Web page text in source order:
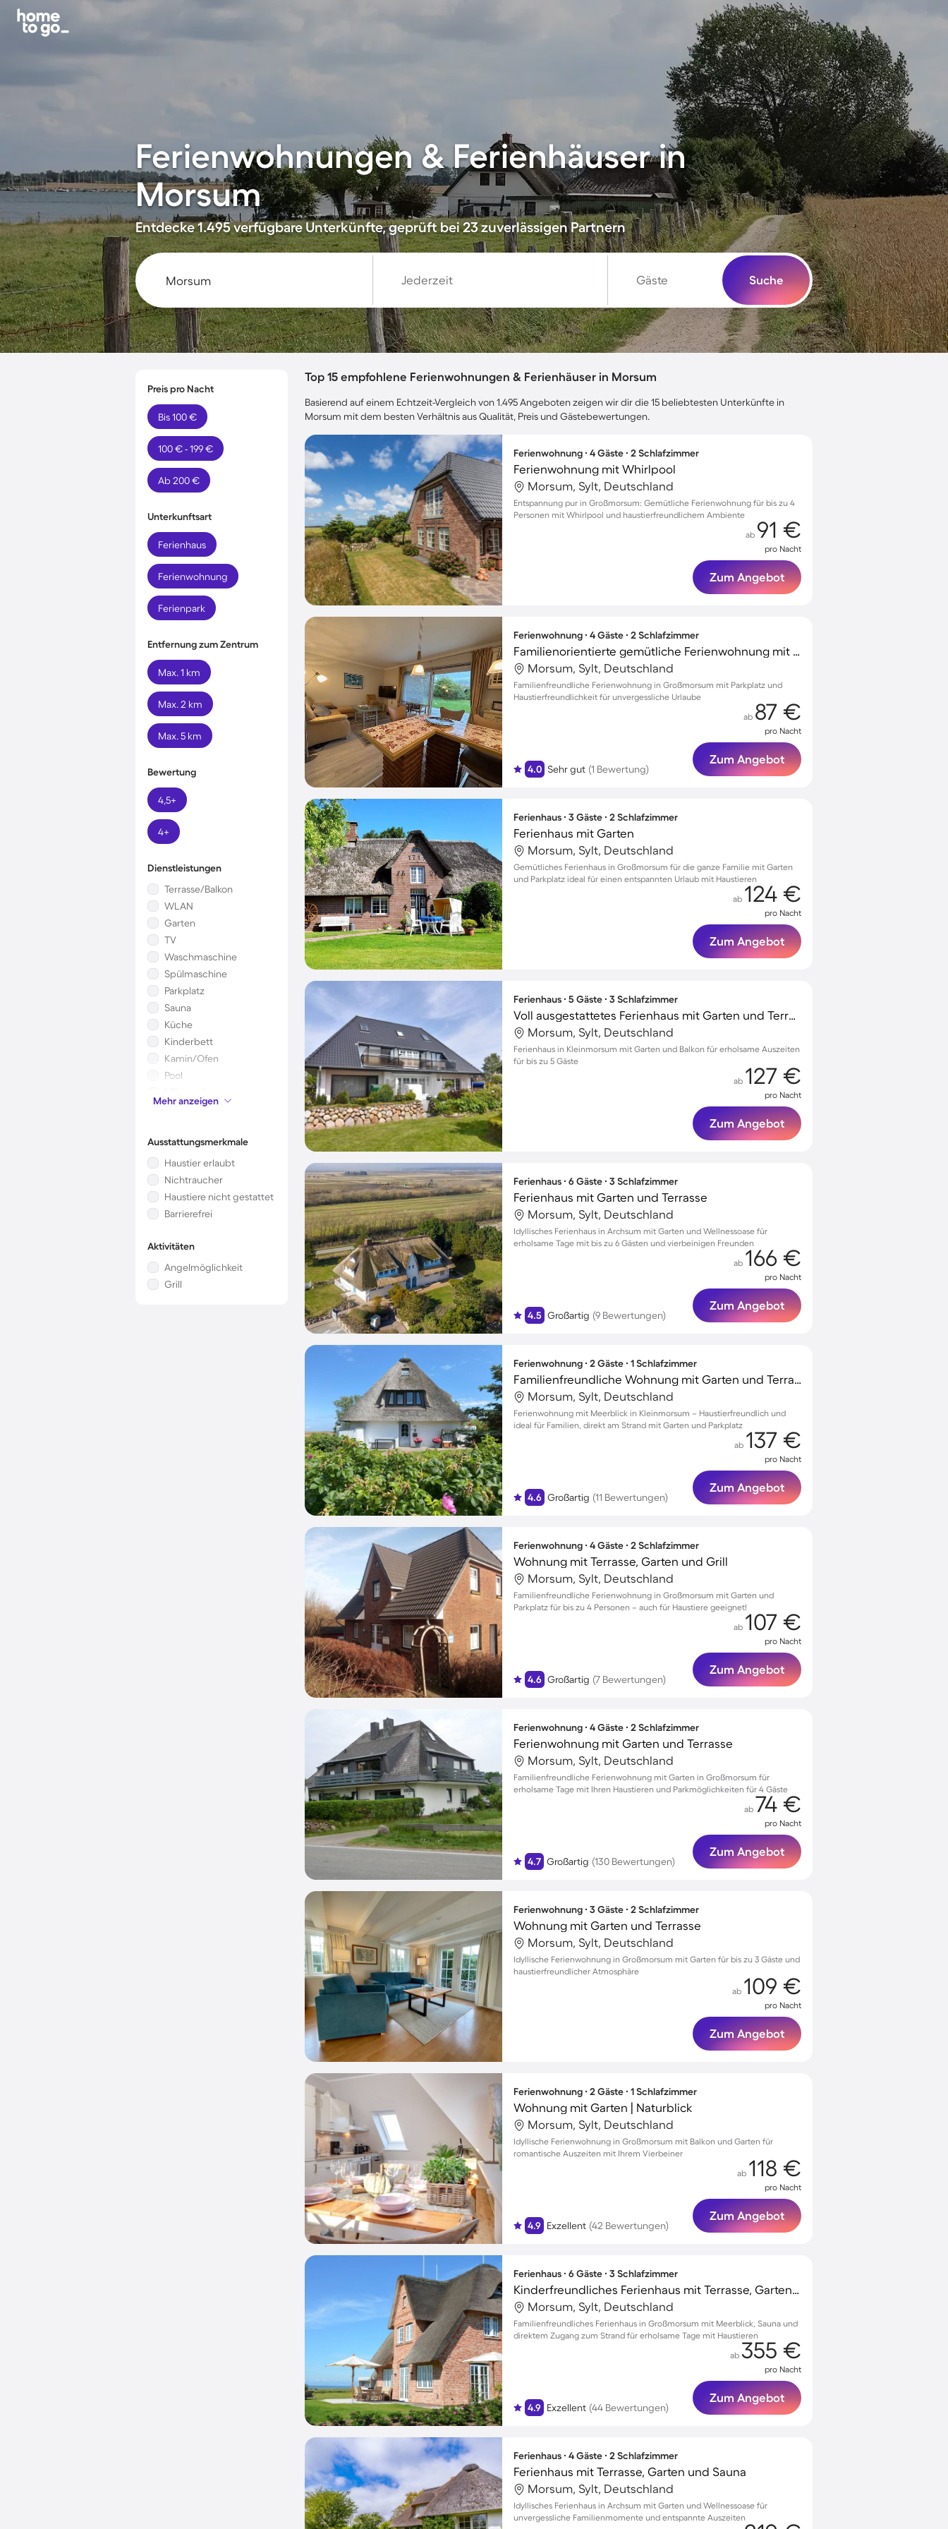
Ferienwohnungen & Ferienhäuser in
Morsum
Entdecke 1.495 verfügbare Unterkünfte, geprüft bei 23 zuverlässigen Partnern
Jederzeit Gäste Suche
Preis pro Nacht
Bis 100 €
100 € - 199 €
Ab 200 €
Unterkunftsart
Ferienhaus
Ferienwohnung
Ferienpark
Entfernung zum Zentrum
Max. 1 km
Max. 2 km
Max. 5 km
Bewertung
4,5+
4+
Dienstleistungen
Terrasse/Balkon
WLAN
Garten
TV
Waschmaschine
Spülmaschine
Parkplatz
Sauna
Küche
Kinderbett
Kamin/Ofen
Pool
Mikrowelle
Whirlpool
Mehr anzeigen
Ausstattungsmerkmale
Haustier erlaubt
Nichtraucher
Haustiere nicht gestattet
Barrierefrei
Aktivitäten
Angelmöglichkeit
Grill
Top 15 empfohlene Ferienwohnungen & Ferienhäuser in Morsum
Basierend auf einem Echtzeit-Vergleich von 1.495 Angeboten zeigen wir dir die 15 beliebtesten Unterkünfte in
Morsum mit dem besten Verhältnis aus Qualität, Preis und Gästebewertungen.
Ferienwohnung ∙ 4 Gäste ∙ 2 Schlafzimmer
Ferienwohnung mit Whirlpool
Morsum, Sylt, Deutschland
Entspannung pur in Großmorsum: Gemütliche Ferienwohnung für bis zu 4
Personen mit Whirlpool und haustierfreundlichem Ambiente
ab 91 €
pro Nacht
Zum Angebot
Ferienwohnung ∙ 4 Gäste ∙ 2 Schlafzimmer
Familienorientierte gemütliche Ferienwohnung mit Terrasse und Garten | Gartenblick | Haustiere sind willkommen
Morsum, Sylt, Deutschland
Familienfreundliche Ferienwohnung in Großmorsum mit Parkplatz und
Haustierfreundlichkeit für unvergessliche Urlaube
4.0 Sehr gut (1 Bewertung)
ab 87 €
pro Nacht
Zum Angebot
Ferienhaus ∙ 3 Gäste ∙ 2 Schlafzimmer
Ferienhaus mit Garten
Morsum, Sylt, Deutschland
Gemütliches Ferienhaus in Großmorsum für die ganze Familie mit Garten
und Parkplatz ideal für einen entspannten Urlaub mit Haustieren
ab 124 €
pro Nacht
Zum Angebot
Ferienhaus ∙ 5 Gäste ∙ 3 Schlafzimmer
Voll ausgestattetes Ferienhaus mit Garten und Terrasse
Morsum, Sylt, Deutschland
Ferienhaus in Kleinmorsum mit Garten und Balkon für erholsame Auszeiten
für bis zu 5 Gäste
ab 127 €
pro Nacht
Zum Angebot
Ferienhaus ∙ 6 Gäste ∙ 3 Schlafzimmer
Ferienhaus mit Garten und Terrasse
Morsum, Sylt, Deutschland
Idyllisches Ferienhaus in Archsum mit Garten und Wellnessoase für
erholsame Tage mit bis zu 6 Gästen und vierbeinigen Freunden
4.5 Großartig (9 Bewertungen)
ab 166 €
pro Nacht
Zum Angebot
Ferienwohnung ∙ 2 Gäste ∙ 1 Schlafzimmer
Familienfreundliche Wohnung mit Garten und Terrasse | Meerblick | Nah am Strand | Perfekt für die Arbeit von Zuhause
Morsum, Sylt, Deutschland
Ferienwohnung mit Meerblick in Kleinmorsum – Haustierfreundlich und
ideal für Familien, direkt am Strand mit Garten und Parkplatz
4.6 Großartig (11 Bewertungen)
ab 137 €
pro Nacht
Zum Angebot
Ferienwohnung ∙ 4 Gäste ∙ 2 Schlafzimmer
Wohnung mit Terrasse, Garten und Grill
Morsum, Sylt, Deutschland
Familienfreundliche Ferienwohnung in Großmorsum mit Garten und
Parkplatz für bis zu 4 Personen – auch für Haustiere geeignet!
4.6 Großartig (7 Bewertungen)
ab 107 €
pro Nacht
Zum Angebot
Ferienwohnung ∙ 4 Gäste ∙ 2 Schlafzimmer
Ferienwohnung mit Garten und Terrasse
Morsum, Sylt, Deutschland
Familienfreundliche Ferienwohnung mit Garten in Großmorsum für
erholsame Tage mit Ihren Haustieren und Parkmöglichkeiten für 4 Gäste
4.7 Großartig (130 Bewertungen)
ab 74 €
pro Nacht
Zum Angebot
Ferienwohnung ∙ 3 Gäste ∙ 2 Schlafzimmer
Wohnung mit Garten und Terrasse
Morsum, Sylt, Deutschland
Idyllische Ferienwohnung in Großmorsum mit Garten für bis zu 3 Gäste und
haustierfreundlicher Atmosphäre
ab 109 €
pro Nacht
Zum Angebot
Ferienwohnung ∙ 2 Gäste ∙ 1 Schlafzimmer
Wohnung mit Garten | Naturblick
Morsum, Sylt, Deutschland
Idyllische Ferienwohnung in Großmorsum mit Balkon und Garten für
romantische Auszeiten mit Ihrem Vierbeiner
4.9 Exzellent (42 Bewertungen)
ab 118 €
pro Nacht
Zum Angebot
Ferienhaus ∙ 6 Gäste ∙ 3 Schlafzimmer
Kinderfreundliches Ferienhaus mit Terrasse, Garten und Sauna | Gartenblick | Perfekt für die Arbeit von Zuhause | Haustiere sind willkommen
Morsum, Sylt, Deutschland
Familienfreundliches Ferienhaus in Großmorsum mit Meerblick, Sauna und
direktem Zugang zum Strand für erholsame Tage mit Haustieren
4.9 Exzellent (44 Bewertungen)
ab 355 €
pro Nacht
Zum Angebot
Ferienhaus ∙ 4 Gäste ∙ 2 Schlafzimmer
Ferienhaus mit Terrasse, Garten und Sauna
Morsum, Sylt, Deutschland
Idyllisches Ferienhaus in Archsum mit Garten und Wellnessoase für
unvergessliche Familienmomente und entspannte Auszeiten